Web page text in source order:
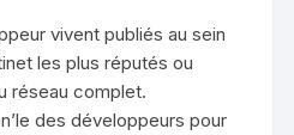
vivent publiés au sein
les plus réputés ou
réseau complet.
des développeurs pour